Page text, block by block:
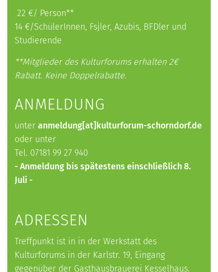
22 €/ Person**
14 €/SchülerInnen, Fsjler, Azubis, BFDler und
Studierende
**Mitglieder des Kulturforums erhalten 2€
Rabatt. Keine Doppelrabatte.
ANMELDUNG
unter anmeldung[at]kulturforum-schorndorf.de
oder unter
Tel. 07181 99 27 940
- Anmeldung bis spätestens einschließlich 8.
Juli -
ADRESSEN
Treffpunkt ist in in der Werkstatt des
Kulturforums in der Karlstr. 19, Eingang
gegenüber der Gasthausbrauerei Kesselhaus.